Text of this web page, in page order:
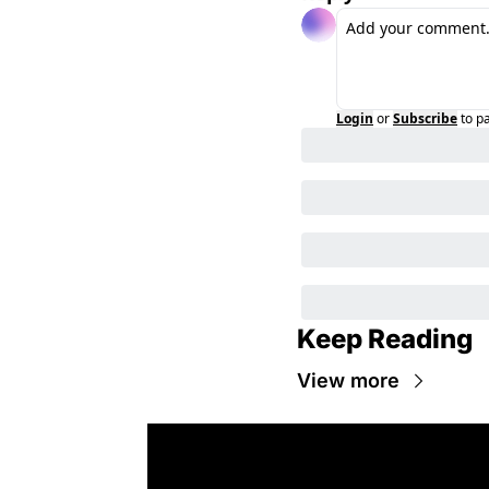
Login orSubscribeto
Keep Reading
View more